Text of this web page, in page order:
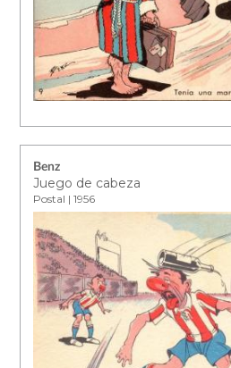
Benz
Juego de cabeza
Postal | 1956